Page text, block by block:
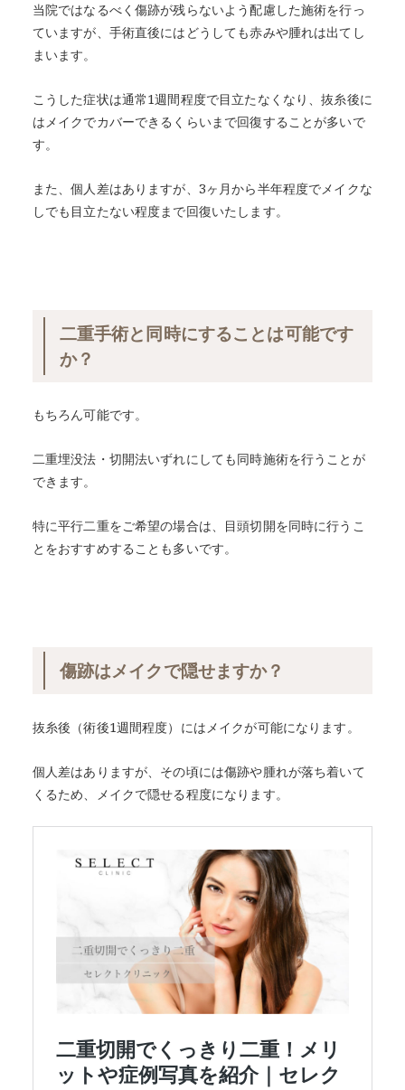
当院ではなるべく傷跡が残らないよう配慮した施術を行っ
ていますが、手術直後にはどうしても赤みや腫れは出てし
まいます。
こうした症状は通常1週間程度で目立たなくなり、抜糸後に
はメイクでカバーできるくらいまで回復することが多いで
す。
また、個人差はありますが、3ヶ月から半年程度でメイクな
しでも目立たない程度まで回復いたします。
二重手術と同時にすることは可能です
か？
もちろん可能です。
二重埋没法・切開法いずれにしても同時施術を行うことが
できます。
特に平行二重をご希望の場合は、目頭切開を同時に行うこ
とをおすすめすることも多いです。
傷跡はメイクで隠せますか？
抜糸後（術後1週間程度）にはメイクが可能になります。
個人差はありますが、その頃には傷跡や腫れが落ち着いて
くるため、メイクで隠せる程度になります。